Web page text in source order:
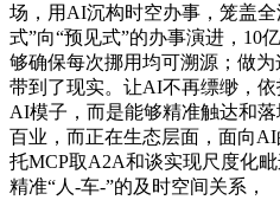
场，用AI沉构时空办事，笼盖
式”向“预见式”的办事演进，10
够确保每次挪用均可溯源；做
带到了现实。让AI不再缥缈，
AI模子，而是能够精准触达和
百业，而正在生态层面，面向
托MCP取A2A和谈实现尺度化
精准“人-车-”的及时空间关系，